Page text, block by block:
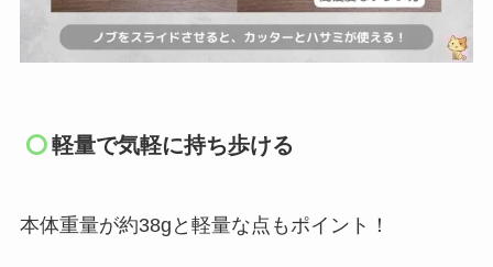
軽量で気軽に持ち歩ける
本体重量が約38gと軽量な点もポイント！